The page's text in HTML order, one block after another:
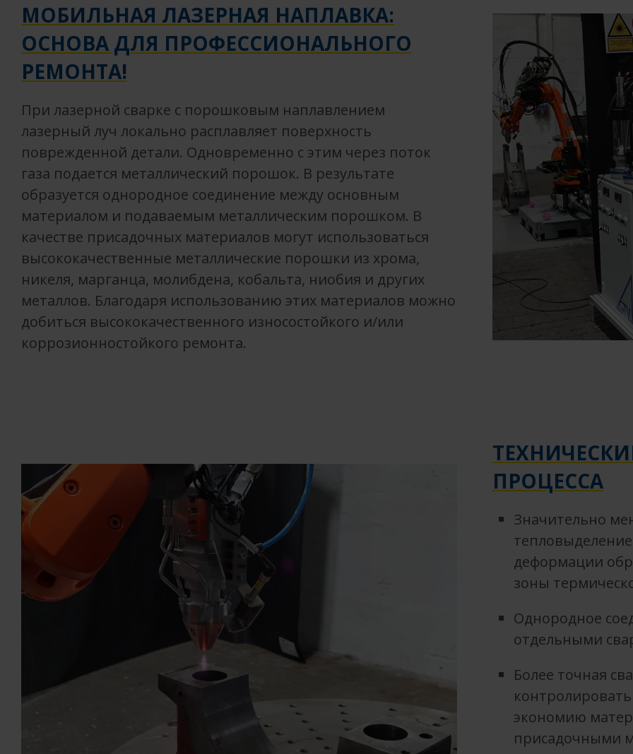
МОБИЛЬНАЯ ЛАЗЕРНАЯ НАПЛАВКА:
ОСНОВА ДЛЯ ПРОФЕССИОНАЛЬНОГО
РЕМОНТА!
При лазерной сварке с порошковым наплавлением
лазерный луч локально расплавляет поверхность
поврежденной детали. Одновременно с этим через поток
газа подается металлический порошок. В результате
образуется однородное соединение между основным
материалом и подаваемым металлическим порошком. В
качестве присадочных материалов могут использоваться
высококачественные металлические порошки из хрома,
никеля, марганца, молибдена, кобальта, ниобия и других
металлов. Благодаря использованию этих материалов можно
добиться высококачественного износостойкого и/или
коррозионностойкого ремонта.
ПРОЦЕССА
Значительно
деформации
зоны
Однородное
отдельными
Более точная
экономию
присадочными